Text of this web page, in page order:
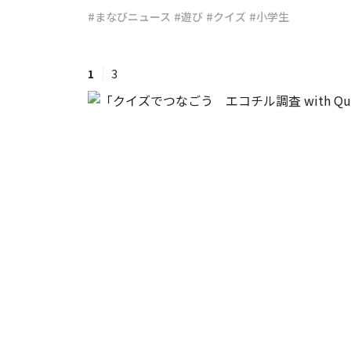
#渡邊大地の令和的ワーパパ道 #ベ
#まなびニュース #遊び #クイズ #小学生
1 3